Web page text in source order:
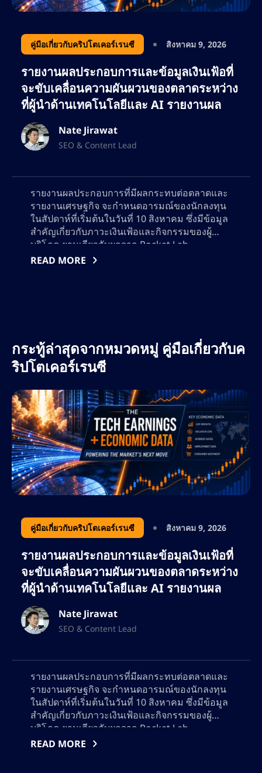
ด้วยความหลงใหลในด้านการเงิน เทคโนโลยี
บล็อกเชน และการตลาดที่ขับเคลื่อนด้วยข้อมูล
เนทยังคงขยายขอบเขตในวงการ SEO อย่างต่อ
เนื่อง ช่วยให้แบรนด์ต่างๆ เพิ่มการมองเห็นทาง
ออนไลน์ให้สูงสุด และดึงดูดกลุ่มลูกค้าที่ภักดีทั้ง
เทรดเดอร์และนักลงทุน
คู่มือเกี่ยวกับคริปโตเคอร์เรนซี สิงหาคม 9, 2026
รายงานผลประกอบการและข้อมูลเงินเฟ้อที่
จะขับเคลื่อนความผันผวนของตลาดระหว่าง
ที่ผู้นำด้านเทคโนโลยีและ AI รายงานผล
Nate Jirawat
SEO & Content Lead
รายงานผลประกอบการที่มีผลกระทบต่อตลาดและ
รายงานเศรษฐกิจ จะกำหนดอารมณ์ของนักลงทุน
ในสัปดาห์ที่เริ่มต้นในวันที่ 10 สิงหาคม ซึ่งมีข้อมูล
สำคัญเกี่ยวกับภาวะเงินเฟ้อและกิจกรรมของผู้
บริโภค ยามเดียวกับผลจาก Rocket Lab,
CoreWeave, Super Micro Computer,
READ MORE
กระทู้ล่าสุดจากหมวดหมู่ คู่มือเกี่ยวกับค
ริปโตเคอร์เรนซี
คู่มือเกี่ยวกับคริปโตเคอร์เรนซี สิงหาคม 9, 2026
รายงานผลประกอบการและข้อมูลเงินเฟ้อที่
จะขับเคลื่อนความผันผวนของตลาดระหว่าง
ที่ผู้นำด้านเทคโนโลยีและ AI รายงานผล
Nate Jirawat
SEO & Content Lead
รายงานผลประกอบการที่มีผลกระทบต่อตลาดและ
รายงานเศรษฐกิจ จะกำหนดอารมณ์ของนักลงทุน
ในสัปดาห์ที่เริ่มต้นในวันที่ 10 สิงหาคม ซึ่งมีข้อมูล
สำคัญเกี่ยวกับภาวะเงินเฟ้อและกิจกรรมของผู้
บริโภค ยามเดียวกับผลจาก Rocket Lab,
CoreWeave, Super Micro Computer,
READ MORE